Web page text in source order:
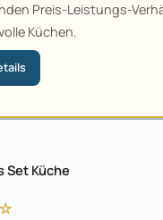
Preis-Leistungs-
Küchen.
Set Küche